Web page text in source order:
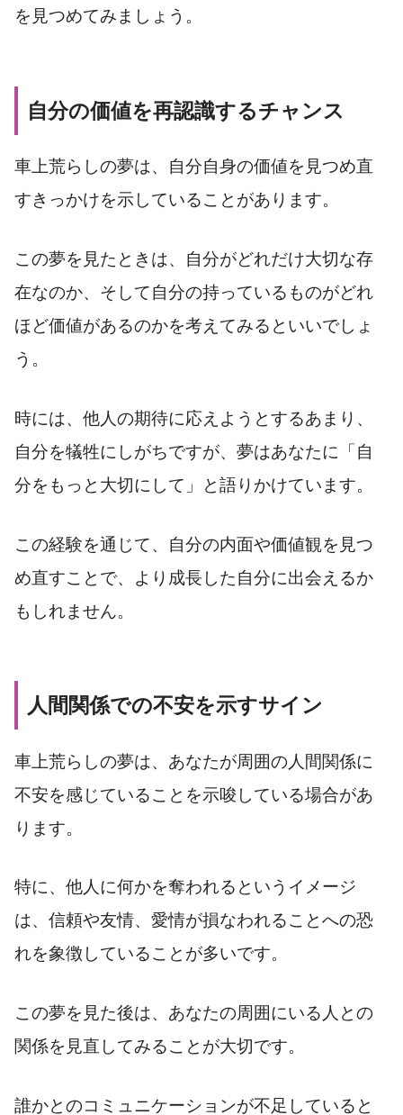
を見つめてみましょう。
自分の価値を再認識するチャンス
車上荒らしの夢は、自分自身の価値を見つめ直
すきっかけを示していることがあります。
この夢を見たときは、自分がどれだけ大切な存
在なのか、そして自分の持っているものがどれ
ほど価値があるのかを考えてみるといいでしょ
う。
時には、他人の期待に応えようとするあまり、
自分を犠牲にしがちですが、夢はあなたに「自
分をもっと大切にして」と語りかけています。
この経験を通じて、自分の内面や価値観を見つ
め直すことで、より成長した自分に出会えるか
もしれません。
人間関係での不安を示すサイン
車上荒らしの夢は、あなたが周囲の人間関係に
不安を感じていることを示唆している場合があ
ります。
特に、他人に何かを奪われるというイメージ
は、信頼や友情、愛情が損なわれることへの恐
れを象徴していることが多いです。
この夢を見た後は、あなたの周囲にいる人との
関係を見直してみることが大切です。
誰かとのコミュニケーションが不足していると